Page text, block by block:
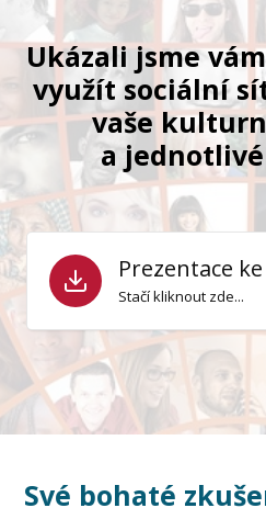
Ukázali jsme
využít sociální
vaše
a
Prezentace
Stačí kliknout zde...
Své bohaté